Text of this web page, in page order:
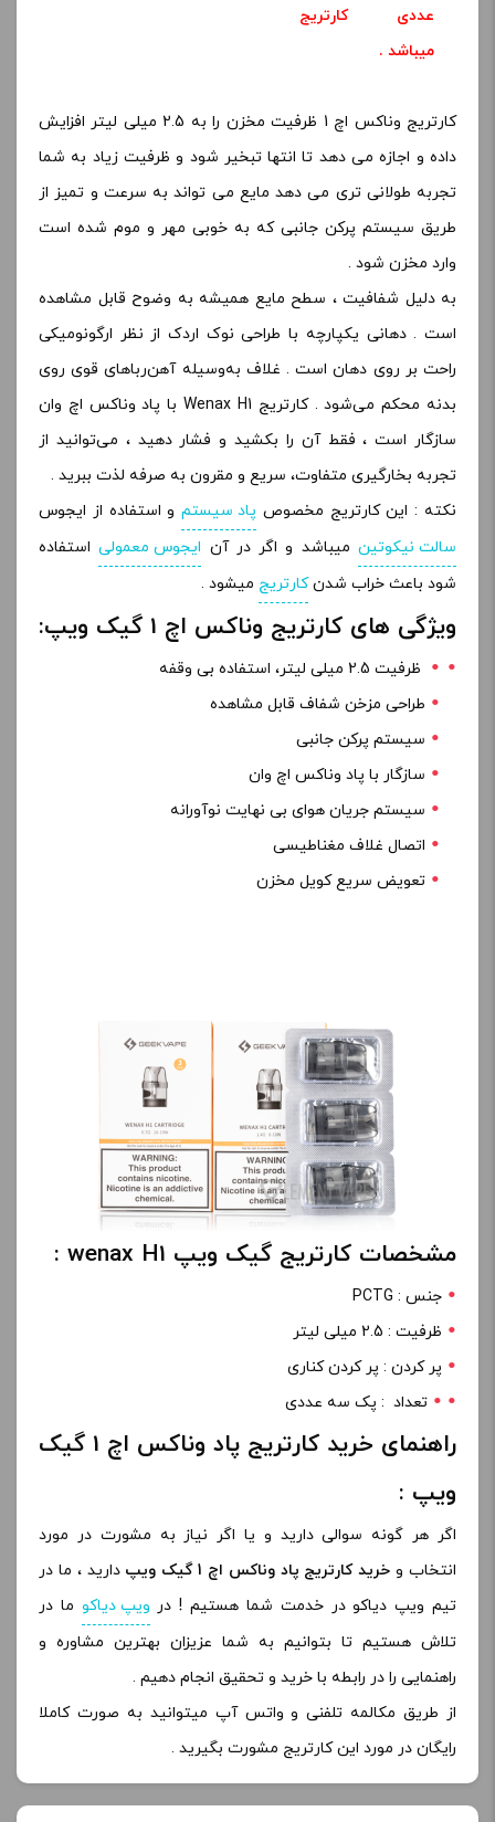
عددی کارتریج
میباشد .
کارتریج وناکس اچ 1 ظرفیت مخزن را به 2.5 میلی لیتر افزایش
داده و اجازه می دهد تا انتها تبخیر شود و ظرفیت زیاد به شما
تجربه طولانی تری می دهد مایع می تواند به سرعت و تمیز از
طریق سیستم پرکن جانبی که به خوبی مهر و موم شده است
وارد مخزن شود .
به دلیل شفافیت ، سطح مایع همیشه به وضوح قابل مشاهده
است . دهانی یکپارچه با طراحی نوک اردک از نظر ارگونومیکی
راحت بر روی دهان است . غلاف به‌وسیله آهن‌رباهای قوی روی
بدنه محکم می‌شود . کارتریج Wenax H1 با پاد وناکس اچ وان
سازگار است ، فقط آن را بکشید و فشار دهید ، می‌توانید از
تجربه بخارگیری متفاوت، سریع و مقرون به صرفه لذت ببرید .
نکته : این کارتریج مخصوص پاد سیستمو استفاده از ایجوس
سالت نیکوتینمیباشد و اگر در آن ایجوس معمولیاستفاده
شود باعث خراب شدنکارتریج میشود .
ویژگی های کارتریج وناکس اچ 1 گیک ویپ:
ظرفیت 2.5 میلی لیتر، استفاده بی وقفه
طراحی مزخن شفاف قابل مشاهده
سیستم پرکن جانبی
سازگار با پاد وناکس اچ وان
سیستم جریان هوای بی نهایت نوآورانه
اتصال غلاف مغناطیسی
تعویض سریع کویل مخزن
مشخصات کارتریج گیک ویپ wenax H1 :
جنس : PCTG
ظرفیت : 2.5 میلی لیتر
پر کردن : پر کردن کناری
تعداد : پک سه عددی
راهنمای خرید کارتریج پاد وناکس اچ 1 گیک
ویپ :
اگر هر گونه سوالی دارید و یا اگر نیاز به مشورت در مورد
انتخاب و خرید کارتریج پاد وناکس اچ 1 گیک ویپ
دارید ، ما در
تیم ویپ دیاکو در خدمت شما هستیم ! در ویپ دیاکو ما در
تلاش هستیم تا بتوانیم به شما عزیزان بهترین مشاوره و
راهنمایی را در رابطه با خرید و تحقیق انجام دهیم .
از طریق مکالمه تلفنی و واتس آپ میتوانید به صورت کاملا
رایگان در مورد این کارتریج مشورت بگیرید .